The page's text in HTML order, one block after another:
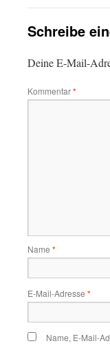
Schreibe
Deine E-Mail-
Kommentar*
Name *
E-Mail-Adresse *
Name, E-Mail-